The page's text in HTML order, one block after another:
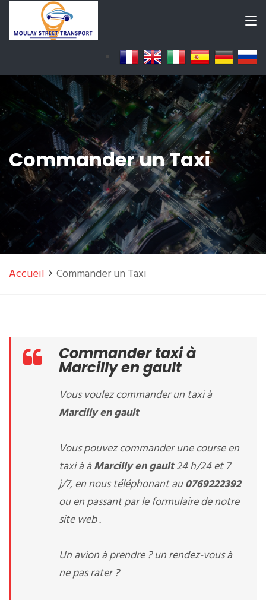
Commander un Taxi
Accueil Commander un Taxi
Commander taxi à
Marcilly en gault
Vous voulez commander un taxi à
Marcilly en gault
Vous pouvez commander une course en
taxi à àMarcilly en gault24 h/24 et 7
j/7, en nous téléphonant au0769222392
ou en passant par le formulaire de notre
site web .
Un avion à prendre ? un rendez-vous à
ne pas rater ?